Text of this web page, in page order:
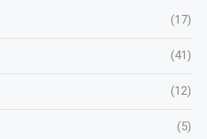
(17)
(41)
(12)
(5)